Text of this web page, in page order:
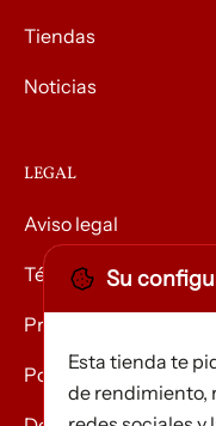
Tiendas
Noticias
LEGAL
Aviso legal
Términos y
Privacidad
Política de Cookies
Su
Esta tienda te
de rendimiento,